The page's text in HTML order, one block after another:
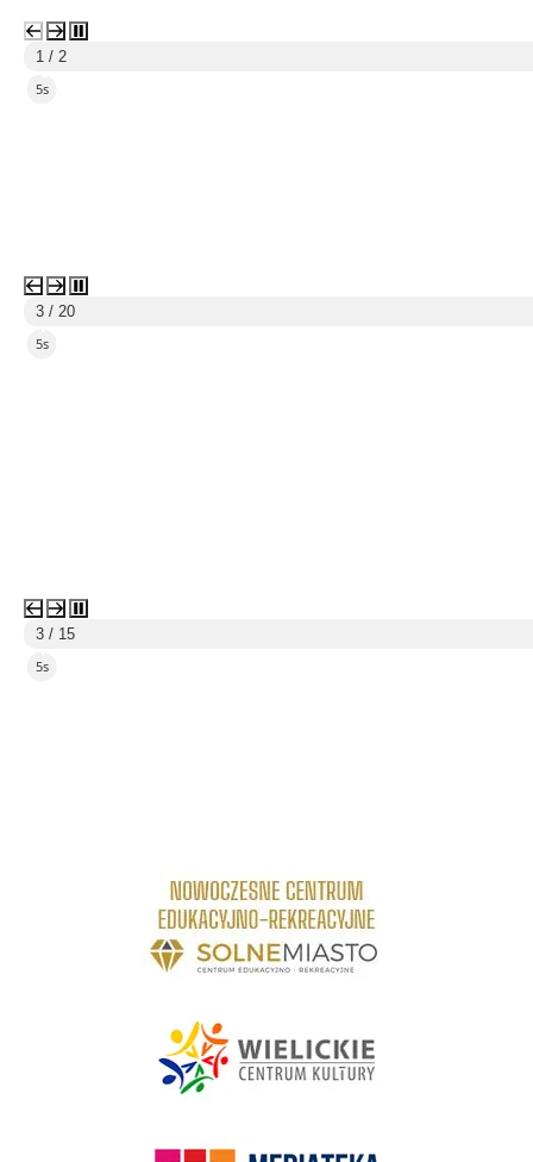
1 / 2
4s
3 / 20
4s
3 / 15
4s
link do strony Centrum Edukacyjno Rekreacyjne